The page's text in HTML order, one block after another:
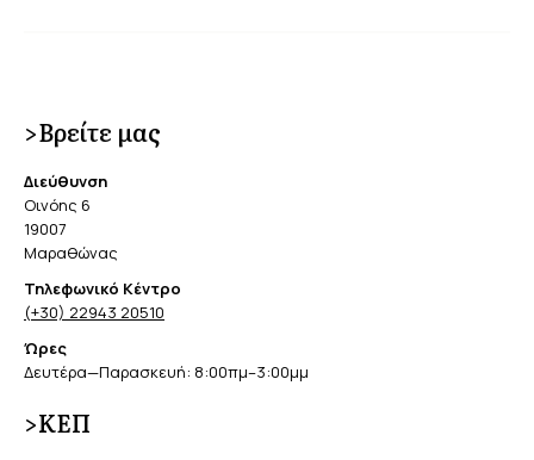
>Βρείτε μας
Διεύθυνση
Οινόης 6
19007
Μαραθώνας
Τηλεφωνικό Κέντρο
(+30) 22943 20510
Ώρες
Δευτέρα—Παρασκευή: 8:00πμ–3:00μμ
>ΚΕΠ